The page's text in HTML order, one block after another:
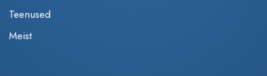
Teenused
Meist